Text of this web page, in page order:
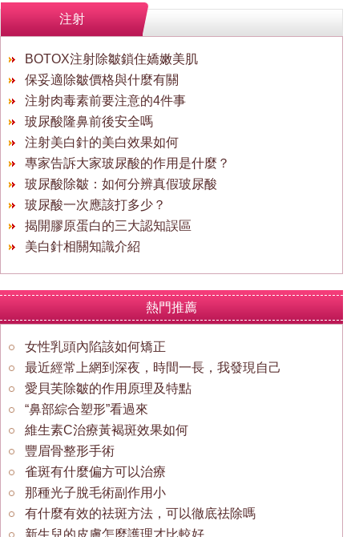
注射
BOTOX注射除皺鎖住嬌嫩美肌
保妥適除皺價格與什麼有關
注射肉毒素前要注意的4件事
玻尿酸隆鼻前後安全嗎
注射美白針的美白效果如何
專家告訴大家玻尿酸的作用是什麼？
玻尿酸除皺：如何分辨真假玻尿酸
玻尿酸一次應該打多少？
揭開膠原蛋白的三大認知誤區
美白針相關知識介紹
熱門推薦
女性乳頭內陷該如何矯正
最近經常上網到深夜，時間一長，我發現自己
愛貝芙除皺的作用原理及特點
“鼻部綜合塑形”看過來
維生素C治療黃褐斑效果如何
豐眉骨整形手術
雀斑有什麼偏方可以治療
那種光子脫毛術副作用小
有什麼有效的祛斑方法，可以徹底祛除嗎
新生兒的皮膚怎麼護理才比較好